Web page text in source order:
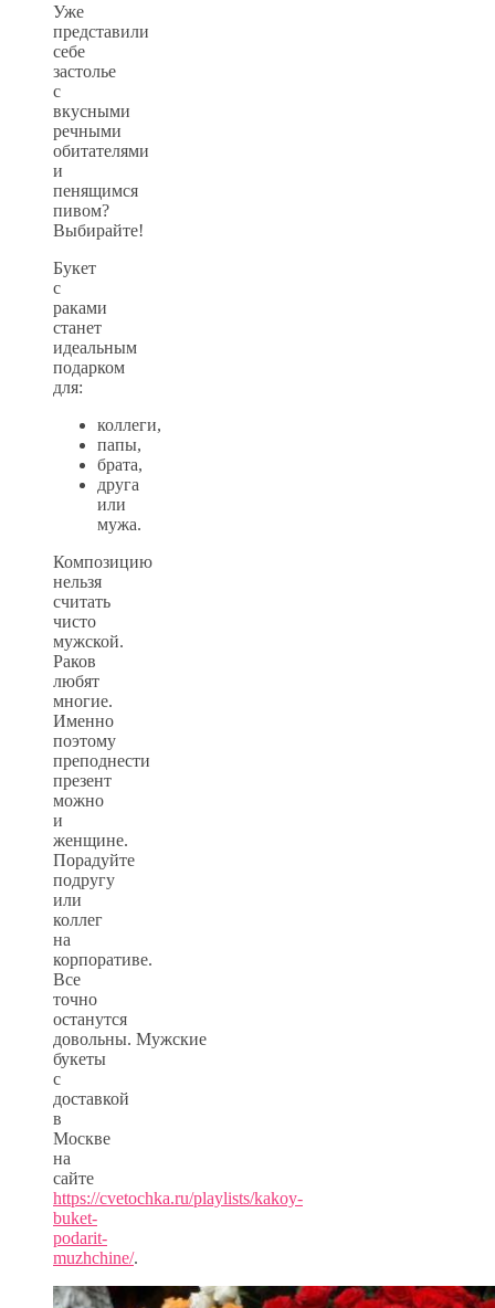
Уже
представили
себе
застолье
с
вкусными
речными
обитателями
и
пенящимся
пивом?
Выбирайте!
Букет
с
раками
станет
идеальным
подарком
для:
коллеги,
папы,
брата,
друга
или
мужа.
Композицию
нельзя
считать
чисто
мужской.
Раков
любят
многие.
Именно
поэтому
преподнести
презент
можно
и
женщине.
Порадуйте
подругу
или
коллег
на
корпоративе.
Все
точно
останутся
довольны. Мужские
букеты
с
доставкой
в
Москве
на
сайте
https://cvetochka.ru/playlists/kakoy-
buket-
podarit-
muzhchine/.